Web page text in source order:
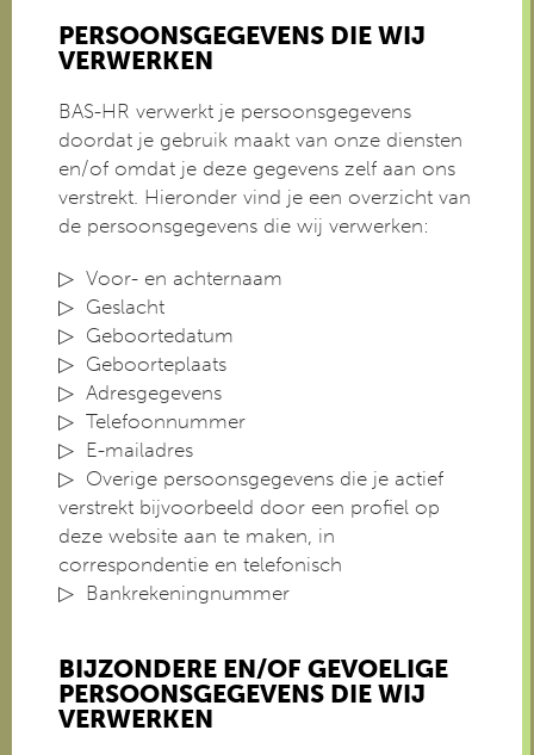
PERSOONSGEGEVENS DIE WIJ
VERWERKEN
BAS-HR verwerkt je persoonsgegevens
doordat je gebruik maakt van onze diensten
en/of omdat je deze gegevens zelf aan ons
verstrekt. Hieronder vind je een overzicht van
de persoonsgegevens die wij verwerken:
Voor- en achternaam
Geslacht
Geboortedatum
Geboorteplaats
Adresgegevens
Telefoonnummer
E-mailadres
Overige persoonsgegevens die je actief
verstrekt bijvoorbeeld door een profiel op
deze website aan te maken, in
correspondentie en telefonisch
Bankrekeningnummer
BIJZONDERE EN/OF GEVOELIGE
PERSOONSGEGEVENS DIE WIJ
VERWERKEN